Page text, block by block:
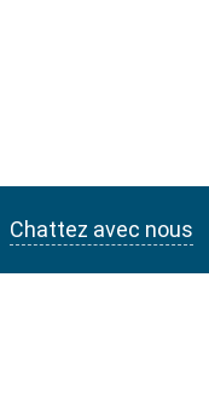
Chattez avec nous